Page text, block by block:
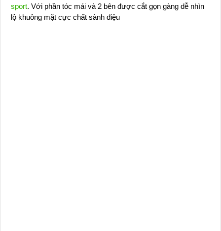
sport. Với phần tóc mái và 2 bên được cắt gọn gàng dễ nhìn
lộ khuông mặt cực chất sành điệu